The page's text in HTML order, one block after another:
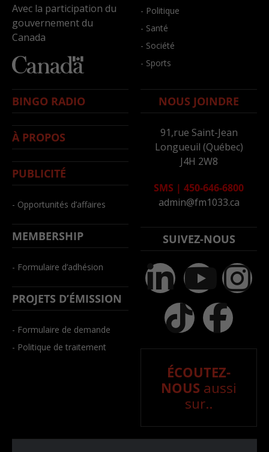
Avec la participation du
gouvernement du
Canada
- Politique
- Santé
- Société
- Sports
BINGO RADIO
À PROPOS
PUBLICITÉ
- Opportunités d’affaires
MEMBERSHIP
- Formulaire d’adhésion
PROJETS D’ÉMISSION
- Formulaire de demande
- Politique de traitement
NOUS JOINDRE
91,rue Saint-Jean
Longueuil (Québec)
J4H 2W8
SMS | 450-646-6800
admin@fm1033.ca
SUIVEZ-NOUS
ÉCOUTEZ-
NOUS aussi
sur..